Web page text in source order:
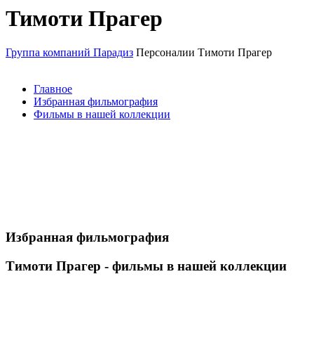
Тимоти Прагер
Группа компаний Парадиз Персоналии Тимоти Прагер
Главное
Избранная фильмография
Фильмы в нашей коллекции
Избранная фильмография
Тимоти Прагер - фильмы в нашей коллекции